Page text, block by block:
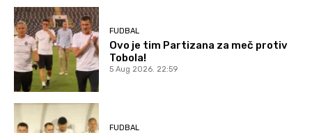
FUDBAL
Ovo je tim Partizana za meč protiv
Tobola!
5 Aug 2026. 22:59
FUDBAL